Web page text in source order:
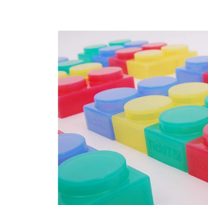
tinkering
kit Cuina viatge